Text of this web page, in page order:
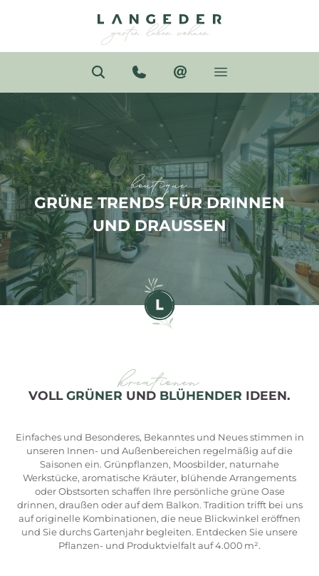
boutique
GRÜNE TRENDS FÜR DRINNEN
UND DRAUSSEN
kreationen
VOLLGRÜNER UND BLÜHENDER IDEEN.
Einfaches und Besonderes, Bekanntes und Neues stimmen in
unseren Innen- und Außenbereichen regelmäßig auf die
Saisonen ein. Grünpflanzen, Moosbilder, naturnahe
Werkstücke, aromatische Kräuter, blühende Arrangements
oder Obstsorten schaffen Ihre persönliche grüne Oase
drinnen, draußen oder auf dem Balkon. Tradition trifft bei uns
auf originelle Kombinationen, die neue Blickwinkel eröffnen
und Sie durchs Gartenjahr begleiten. Entdecken Sie unsere
Pflanzen- und Produktvielfalt auf 4.000 m².